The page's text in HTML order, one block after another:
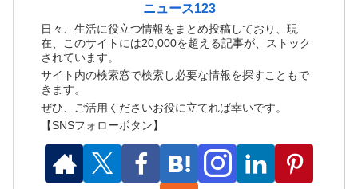
ニュース123
日々、生活に役立つ情報をまとめ投稿しており、現
在、このサイトには20,000を超える記事が、ストック
されています。
サイト内の検索窓で検索し必要な情報を探すこともで
きます。
ぜひ、ご活用くださいお役に立てれば幸いです。
【SNSフォローボタン】